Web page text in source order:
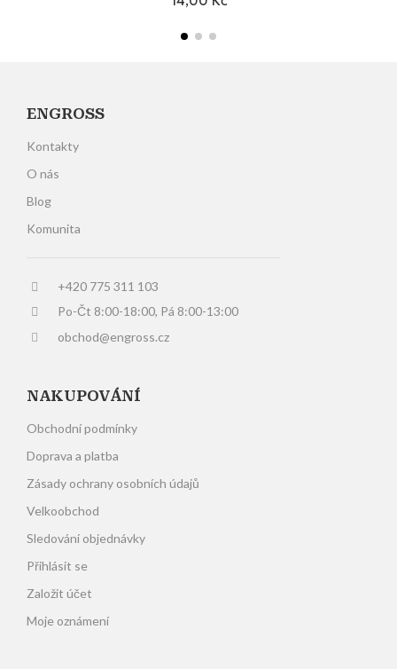
ENGROSS
Kontakty
O nás
Blog
Komunita
+420 775 311 103
Po-Čt 8:00-18:00, Pá 8:00-13:00
obchod@engross.cz
NAKUPOVÁNÍ
Obchodní podmínky
Doprava a platba
Zásady ochrany osobních údajů
Velkoobchod
Sledování objednávky
Přihlásit se
Založit účet
Moje oznámení